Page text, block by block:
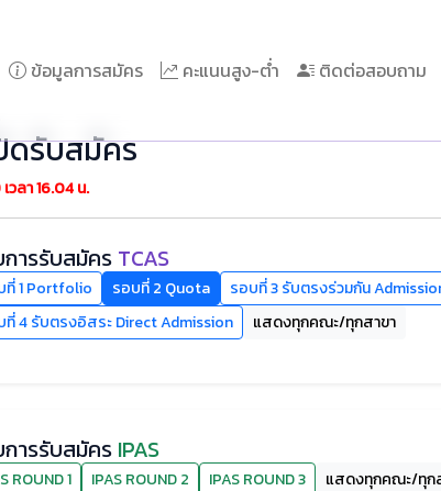
ข้อมูลการสมัคร คะแนนสูง-ต่ำ ติดต่อสอบถาม
ดรับสมัคร
ลา 16.04 น.
ารรับสมัครTCAS
ที่ 1 Portfolio รอบที่ 2 Quota
รอบที่ 3 รับตรงร่วมกัน
ที่ 4 รับตรงอิสระ Direct Admission
แสดงทุกคณะ/ทุกสาขา
ารรับสมัครIPAS
ROUND 1 IPAS ROUND 2 IPAS ROUND 3 แสดงทุกคณะ/ทุก